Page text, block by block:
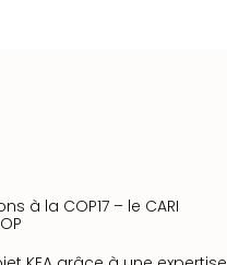
à la COP17 – le CARI